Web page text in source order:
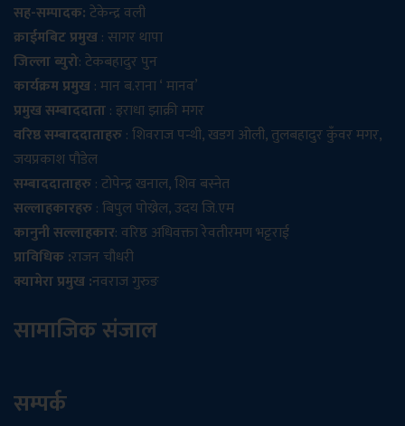
सह-सम्पादक:टेकेन्द्र वली
क्राईमबिट प्रमुख: सागर थापा
जिल्ला ब्युरो: टेकबहादुर पुन
कार्यक्रम प्रमुख: मान ब.राना ‘ मानव’
प्रमुख सम्बाददाता: इराधा झाक्री मगर
वरिष्ठ सम्बाददाताहरु: शिवराज पन्थी, खडग ओली, तुलबहादुर कुँवर मगर,
जयप्रकाश पौडेल
सम्बाददाताहरु: टोपेन्द्र खनाल, शिव बस्नेत
सल्लाहकारहरु: बिपुल पोख्रेल, उदय जि.एम
कानुनी सल्लाहकार: वरिष्ठ अधिवक्ता रेवतीरमण भट्टराई
प्राविधिक :राजन चौधरी
क्यामेरा प्रमुख :नवराज गुरुङ
सामाजिक संजाल
सम्पर्क